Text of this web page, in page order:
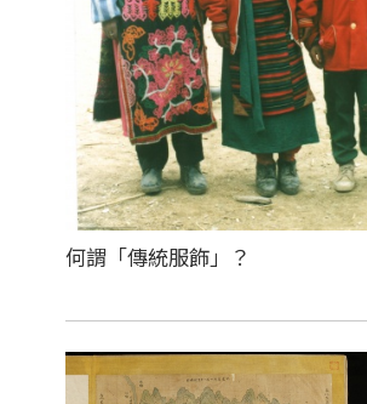
何謂「傳統服飾」？